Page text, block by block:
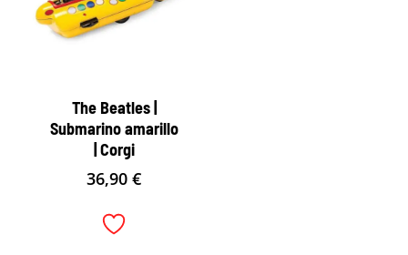
The Beatles |
Submarino amarillo
| Corgi
36,90€